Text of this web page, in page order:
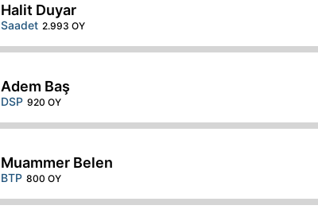
Halit Duyar
Saadet 2.993 OY
Adem Baş
DSP 920 OY
Muammer Belen
BTP 800 OY